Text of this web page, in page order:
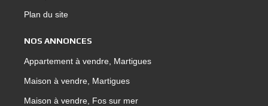
Plan du site
NOS ANNONCES
Appartement à vendre, Martigues
Maison à vendre, Martigues
Maison à vendre, Fos sur mer